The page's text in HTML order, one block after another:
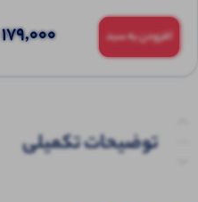
افزودن به سبد 179,000
توضیحات تکمیلی